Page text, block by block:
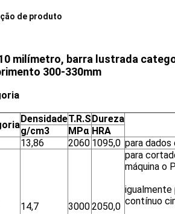
de produto
milímetro, barra lustrada
300-330mm
DensidadeT.R.SDureza
g/cm3 MPα HRA
13,86 2060 1095,0 para
14,7 30002050,0
para
máquina o
igualmente
contínuo